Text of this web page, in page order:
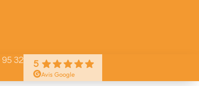
95 32 5
Avis Google